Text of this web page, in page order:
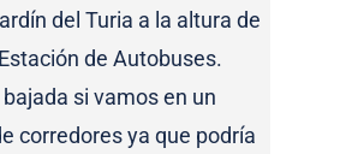
del Turia a la altura de
de Autobuses.
si vamos en un
corredores ya que podría